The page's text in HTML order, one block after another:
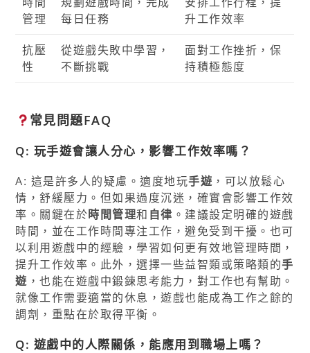
管理
每日任務
升工作效率
抗壓
性
從遊戲失敗中學習，
不斷挑戰
面對工作挫折，保
持積極態度
常見問題FAQ
Q: 玩手遊會讓人分心，影響工作效率嗎？
A: 這是許多人的疑慮。適度地玩手遊 ，可以放鬆心
情，舒緩壓力。但如果過度沉迷，確實會影響工作效
率。關鍵在於時間管理和 自律 。建議設定明確的遊戲
時間，並在工作時間專注工作，避免受到干擾。也可
以利用遊戲中的經驗，學習如何更有效地管理時間，
提升工作效率。此外，選擇一些益智類或策略類的手
遊 ，也能在遊戲中鍛鍊思考能力，對工作也有幫助。
就像工作需要適當的休息，遊戲也能成為工作之餘的
調劑，重點在於取得平衡。
Q: 遊戲中的人際關係，能應用到職場上嗎？